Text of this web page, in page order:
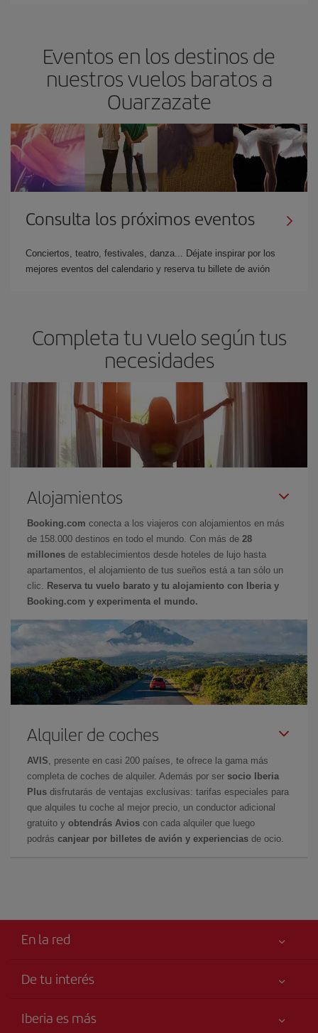
Eventos en los destinos de
nuestros vuelos baratos a
Ouarzazate
Consulta los próximos eventos
Conciertos, teatro, festivales, danza... Déjate inspirar por los
mejores eventos del calendario y reserva tu billete de avión
Completa tu vuelo según tus
necesidades
Alojamientos
Booking.com conecta a los viajeros con alojamientos en más
de 158.000 destinos en todo el mundo. Con más de 28
millones de establecimientos desde hoteles de lujo hasta
apartamentos, el alojamiento de tus sueños está a tan sólo un
clic.
Reserva tu vuelo barato y tu alojamiento con Iberia y
Booking.com y experimenta el mundo.
Alquiler de coches
AVIS , presente en casi 200 países, te ofrece la gama más
completa de coches de alquiler. Además por ser socio Iberia
Plus disfrutarás de ventajas exclusivas: tarifas especiales para
que alquiles tu coche al mejor precio, un conductor adicional
gratuito y obtendrás Avios con cada alquiler que luego
podrás canjear por billetes de avión y experiencias de ocio.
En la red
De tu interés
Accesibilidad
Iberia es más